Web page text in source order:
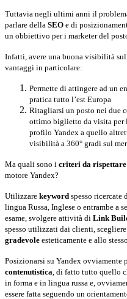
Tuttavia negli ultimi anni il
parlare della SEO e di
un obbiettivo per i marketer del
Infatti, avere una buona visibilità sul
vantaggi in particolare:
Permette di attingere ad un
pratica tutto l’est Europa
Ritagliarsi un posto nei due
ottimo biglietto da visita per
profilo Yandex a quello
visibilità a 360° gradi sul
Ma quali sono i criteri da rispettare
motore Yandex?
Utilizzare keyword spesso ricercate
lingua Russa, Inglese o entrambe a
esame, svolgere attività di Link
spesso utilizzati dai clienti, scegliere
gradevole esteticamente e allo
Posizionarsi su Yandex ovviamente
contenutistica , di fatto tutto quello
in forma e in lingua russa e,
essere fatta seguendo un